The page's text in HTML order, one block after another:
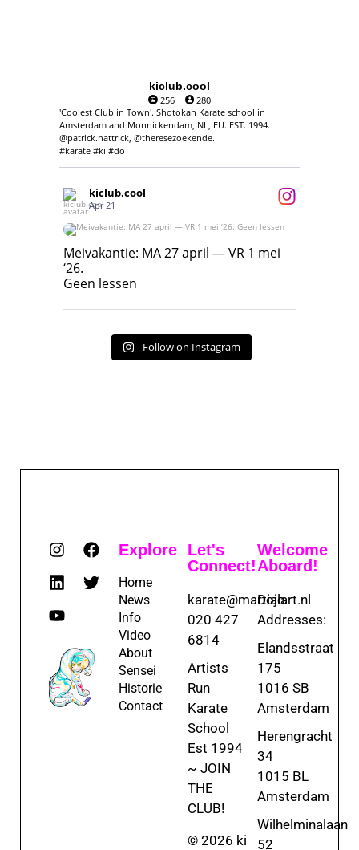
kiclub.cool
256
280
'Coolest Club in Town'. Shotokan Karate school in
Amsterdam and Monnickendam, NL, EU. EST. 1994.
@patrick.hattrick, @theresezoekende.
#karate #ki #do
kiclub.cool
Apr 21
Meivakantie: MA 27 april — VR 1 mei ‘26.
Geen lessen
Meivakantie: MA 27 april — VR 1 mei
‘26.
Geen lessen
Follow on Instagram
Explore
Home
News
Info
Video
About
Sensei
Historie
Contact
Let's
Connect!
karate@martialart.nl
020 427
6814
Artists
Run
Karate
School
Est 1994
~ JOIN
THE
CLUB!
© 2026 ki
Welcome
Aboard!
Dojo
Addresses:
Elandsstraat
175
1016 SB
Amsterdam
Herengracht
34
1015 BL
Amsterdam
Wilhelminalaan
52